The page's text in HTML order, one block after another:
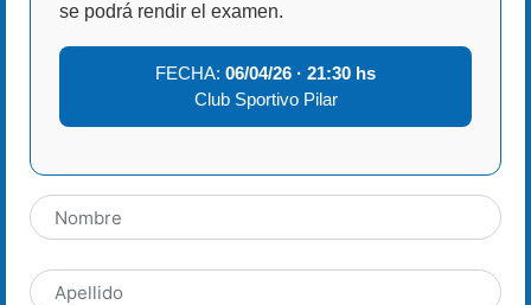
se podrá rendir el examen.
FECHA: 06/04/26 · 21:30 hs
Club Sportivo Pilar